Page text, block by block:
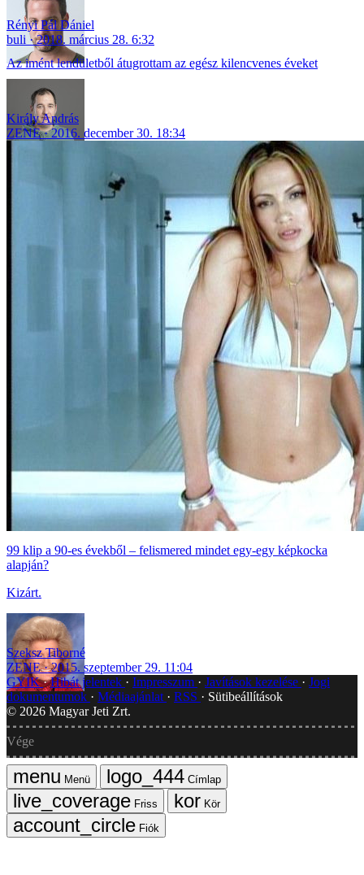
Rényi Pál Dániel
buli
2018. március 28. 6:32
Az imént lendületből átugrottam az egész kilencvenes éveket
Király András
ZENE
2016. december 30. 18:34
99 klip a 90-es évekből – felismered mindet egy-egy képkocka
alapján?
Kizárt.
Szeksz Tiborné
ZENE
2015. szeptember 29. 11:04
GYIK Hibát jelentek Impresszum Javítások kezelése
Jogi
dokumentumok
Médiaajánlat RSS
Sütibeállítások
© 2026 Magyar Jeti Zrt.
Vége
Menü
Címlap
Friss
Kör
Fiók